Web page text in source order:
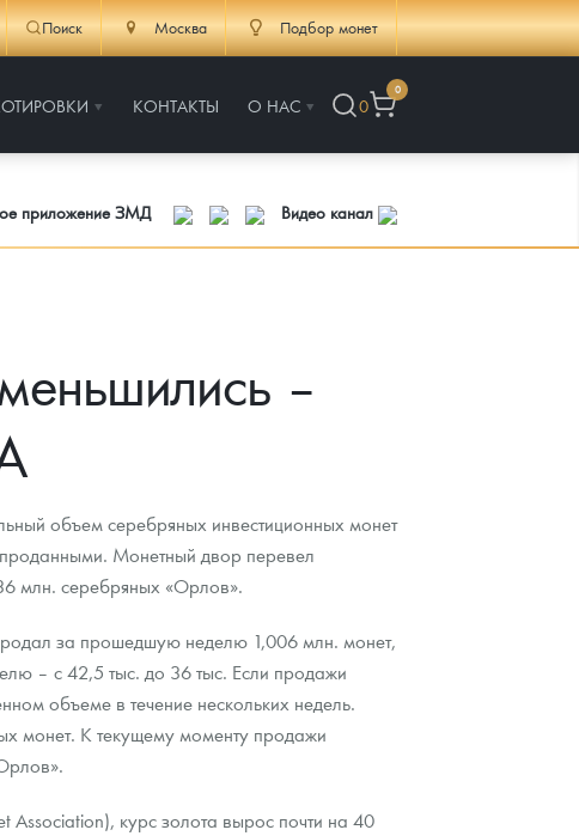
Поиск Москва Подбор монет
КОНТАКТЫ О НАС 0
0
приложение ЗМД
Видео канал
–
объем серебряных инвестиционных монет
Монетный двор перевел
млн. серебряных «Орлов».
за прошедшую неделю 1,006 млн. монет,
– с 42,5 тыс. до 36 тыс. Если продажи
объеме в течение нескольких недель.
монет. К текущему моменту продажи
курс золота вырос почти на 40